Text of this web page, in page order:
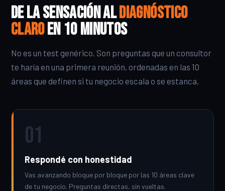
De la sensación aldiagnóstico
claroen 10 minutos
No es un test genérico. Son preguntas que un consultor
te haría en una primera reunión, ordenadas en las 10
áreas que definen si tu negocio escala o se estanca.
01
Respondé con honestidad
Vas avanzando bloque por bloque por las 10 áreas clave
de tu negocio. Preguntas directas, sin vueltas.